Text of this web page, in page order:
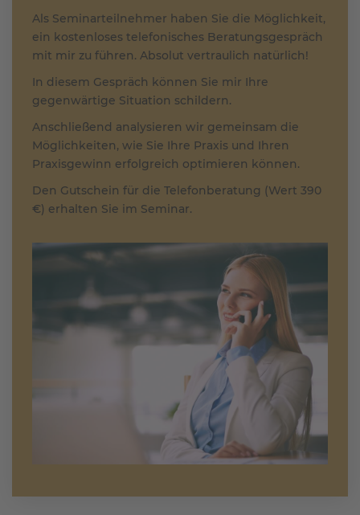
Als Seminarteilnehmer haben Sie die Möglichkeit,
ein kostenloses telefonisches Beratungsgespräch
mit mir zu führen. Absolut vertraulich natürlich!
In diesem Gespräch können Sie mir Ihre
gegenwärtige Situation schildern.
Anschließend analysieren wir gemeinsam die
Möglichkeiten, wie Sie Ihre Praxis und Ihren
Praxisgewinn erfolgreich optimieren können.
Den Gutschein für die Telefonberatung (Wert 390
€) erhalten Sie im Seminar.